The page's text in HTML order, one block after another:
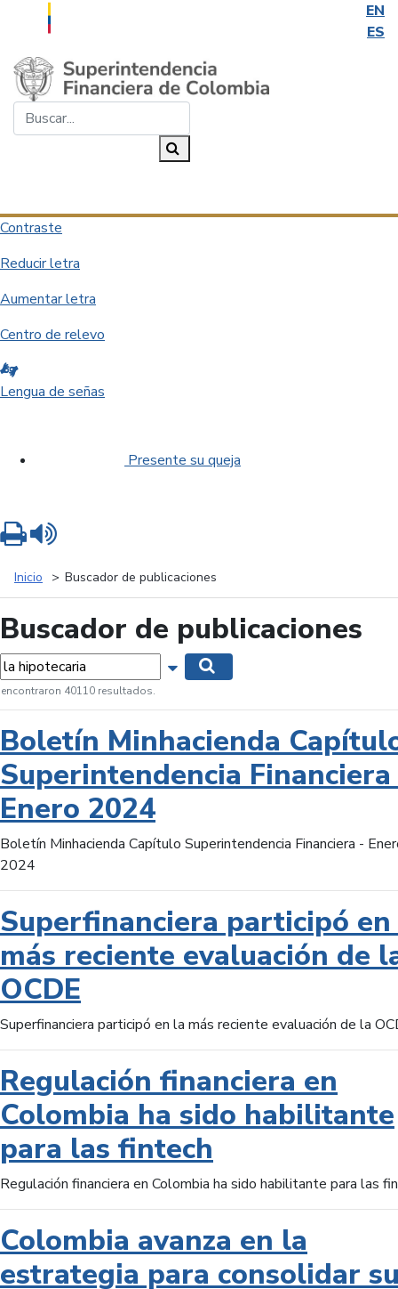
EN
ES
Saltar al contenido principal
Contraste
Reducir letra
Aumentar letra
Centro de relevo
Lengua de señas
Presente su queja
Inicio Buscador de publicaciones
Buscador de publicaciones
Mostrar opciones de búsqueda
encontraron 40110 resultados.
Boletín Minhacienda
Superintendencia
Enero 2024
Boletín Minhacienda Capítulo Superintendencia Financiera -
2024
Superfinanciera participó
más reciente evaluación de
OCDE
Superfinanciera participó en la más reciente evaluación de la
Regulación financiera en
Colombia ha sido habilitante
para las fintech
Regulación financiera en Colombia ha sido habilitante para las
Colombia avanza en la
estrategia para consolidar
Imprimir